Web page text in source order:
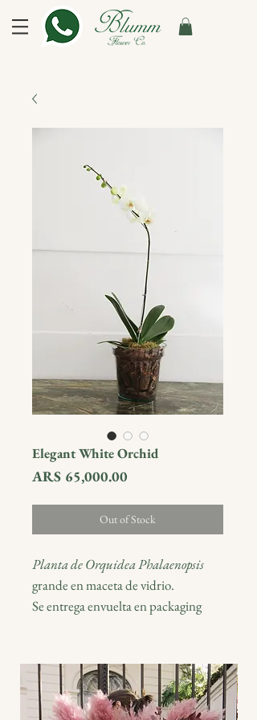
Elegant White Orchid
ARS 65,000.00
Out of Stock
Planta de Orquidea Phalaenopsis
grande en maceta de vidrio.
Se entrega envuelta en packaging
Las imagenes que se muestran dan
una idea del estilo. Si Ud. tiene